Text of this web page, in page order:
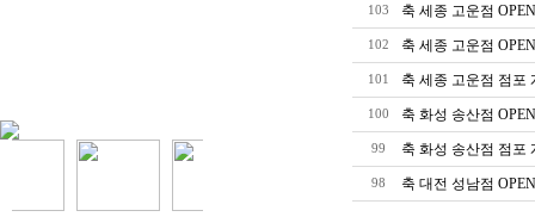
103 축 세종 고운점 OPEN
102 축 세종 고운점 OPEN
101 축 세종 고운점 점포
100 축 화성 송산점 OPEN
99 축 화성 송산점 점포
98 축 대전 성남점 OPEN